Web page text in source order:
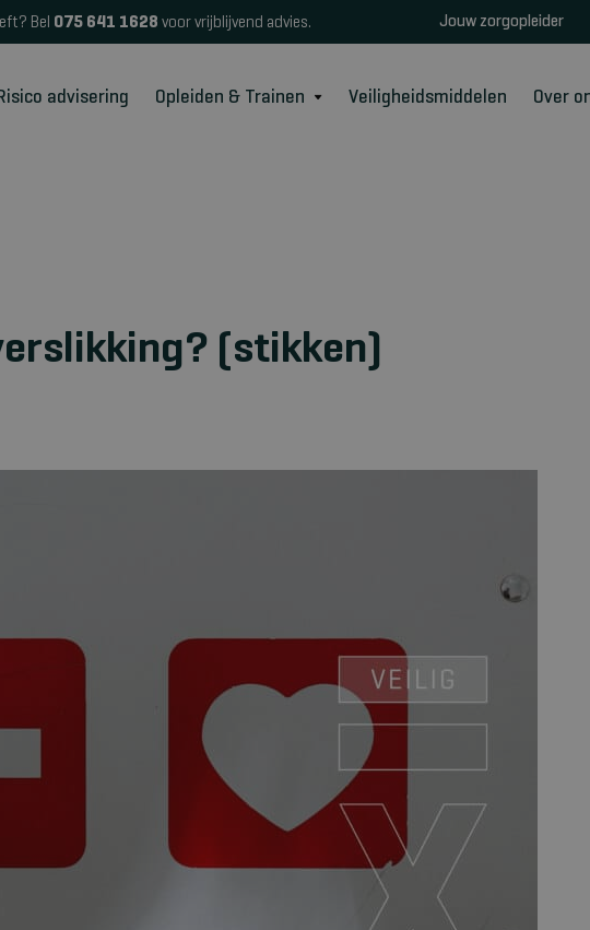
Bel 075 641 1628 voor vrijblijvend advies. Jouw zorgopleider
advisering Opleiden & Trainen Veiligheidsmiddelen Over
(stikken)